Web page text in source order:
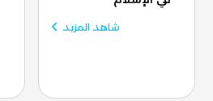
شاهد المزيد